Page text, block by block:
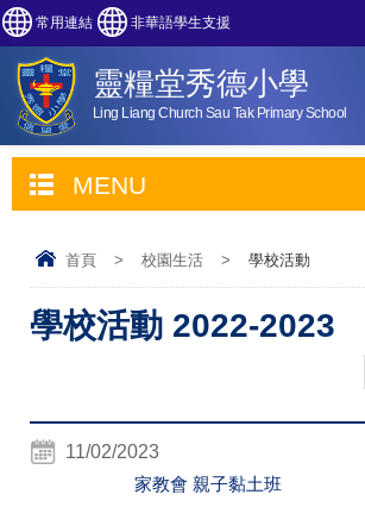
常用連結 非華語學生支援
靈糧堂秀德小學
Ling Liang Church Sau Tak Primary School
MENU
首頁 > 校園生活 > 學校活動
學校活動 2022-2023
11/02/2023
家教會 親子黏土班